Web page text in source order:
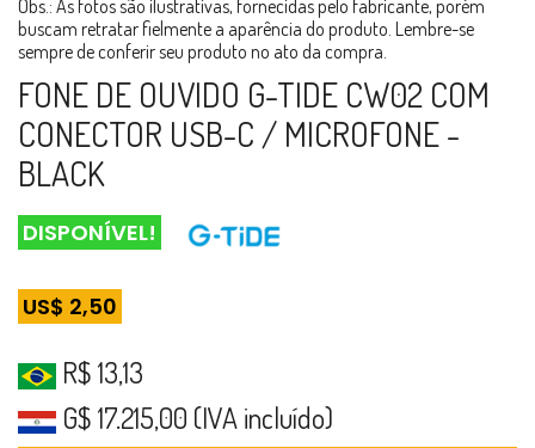
Obs.: As fotos são ilustrativas, fornecidas pelo fabricante, porém
buscam retratar fielmente a aparência do produto. Lembre-se
sempre de conferir seu produto no ato da compra.
FONE DE OUVIDO G-TIDE CW02 COM
CONECTOR USB-C / MICROFONE -
BLACK
DISPONÍVEL!
US$ 2,50
R$ 13,13
G$ 17.215,00 (IVA incluído)